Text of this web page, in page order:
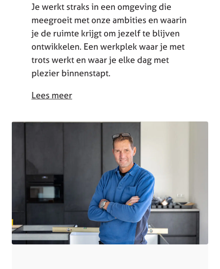
Je werkt straks in een omgeving die
meegroeit met onze ambities en waarin
je de ruimte krijgt om jezelf te blijven
ontwikkelen. Een werkplek waar je met
trots werkt en waar je elke dag met
plezier binnenstapt.
Lees meer